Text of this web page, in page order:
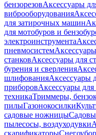
бензорезовАксессуары
виброоборудования
для затирочных машин
для мотобуров и
электроинструмента
пневмосистем
станковАксессуары для
бурения и сверления
шлифованияАксессуары
приборовАксессуары для
техникаТриммеры,
пилыГазонокосилки
садовые ножницы
пылесосы, воздуходувки
скарификаторы